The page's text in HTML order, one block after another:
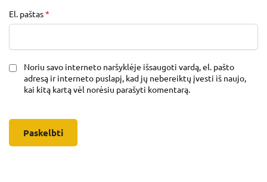
El. paštas*
Noriu savo interneto naršyklėje išsaugoti vardą, el. pašto
adresą ir interneto puslapį, kad jų nebereiktų įvesti iš naujo,
kai kitą kartą vėl norėsiu parašyti komentarą.